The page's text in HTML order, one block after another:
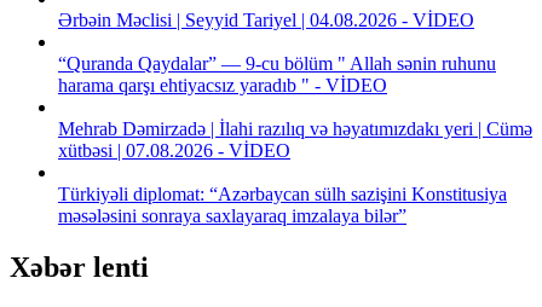
Ərbəin Məclisi | Seyyid Tariyel | 04.08.2026 - VİDEO
“Quranda Qaydalar” — 9-cu bölüm " Allah sənin ruhunu
harama qarşı ehtiyacsız yaradıb " - VİDEO
Mehrab Dəmirzadə | İlahi razılıq və həyatımızdakı yeri | Cümə
xütbəsi | 07.08.2026 - VİDEO
Türkiyəli diplomat: “Azərbaycan sülh sazişini Konstitusiya
məsələsini sonraya saxlayaraq imzalaya bilər”
Xəbər lenti